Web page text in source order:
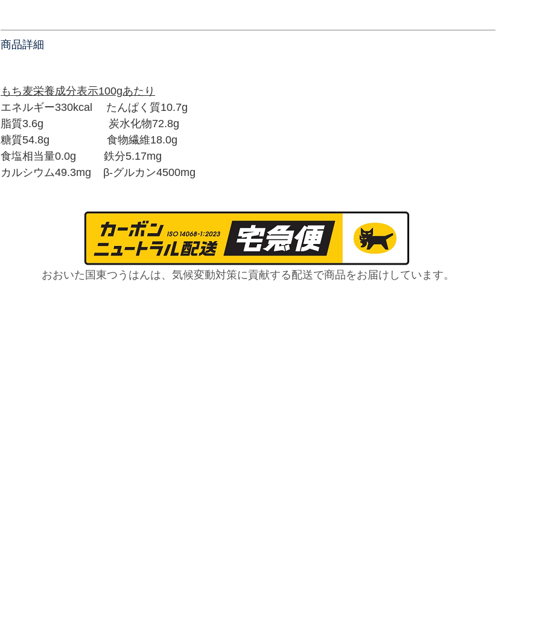
商品詳細
もち麦栄養成分表示100gあたり
エネルギー330kcal たんぱく質10.7g
脂質3.6g 炭水化物72.8g
糖質54.8g 食物繊維18.0g
食塩相当量0.0g 鉄分5.17mg
カルシウム49.3mg β-グルカン4500mg
おおいた国東つうはんは、気候変動対策に貢献する配送で商品をお届けしています。